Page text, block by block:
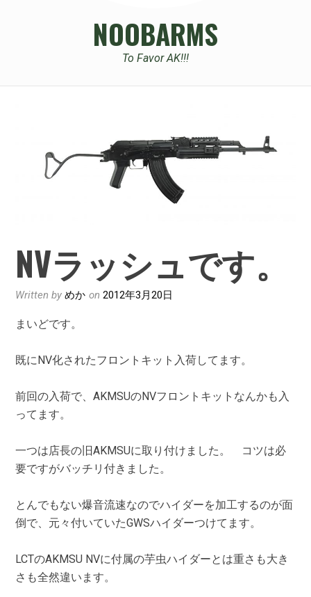
NOOBARMS
To Favor AK!!!
NVラッシュです。
Written byめか on2012年3月20日
まいどです。
既にNV化されたフロントキット入荷してます。
前回の入荷で、AKMSUのNVフロントキットなんかも入
ってます。
一つは店長の旧AKMSUに取り付けました。 コツは必
要ですがバッチリ付きました。
とんでもない爆音流速なのでハイダーを加工するのが面
倒で、元々付いていたGWSハイダーつけてます。
LCTのAKMSU NVに付属の芋虫ハイダーとは重さも大き
さも全然違います。